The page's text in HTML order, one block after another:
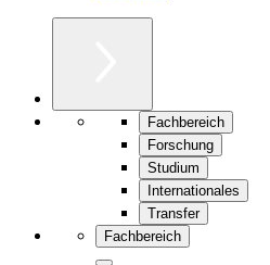
Fachbereich
Forschung
Studium
Internationales
Transfer
Fachbereich